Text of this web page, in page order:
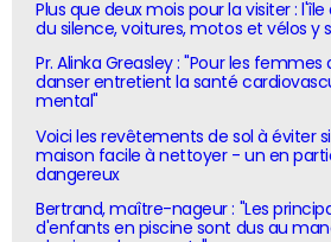
Plus que deux mois pour la visiter :
du silence, voitures, motos et vélos y
Pr. Alinka Greasley : "Pour les
danser entretient la santé
mental"
Voici les revêtements de sol à éviter
maison facile à nettoyer - un en
dangereux
Bertrand, maître-nageur : "Les
d'enfants en piscine sont dus au